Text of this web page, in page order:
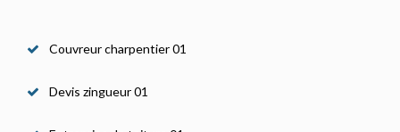
Couvreur charpentier 01
Devis zingueur 01